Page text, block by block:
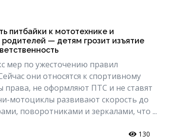
питбайки к мототехнике и
— детям грозит изъятие
мер по ужесточению правил
они относятся к спортивному
права, не оформляют ПТС и не ставят
мотоциклы развивают скорость до
поворотниками и зеркалами, что ...
130